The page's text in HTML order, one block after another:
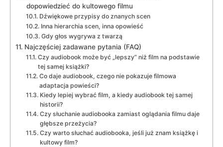
dopowiedzieć do kultowego filmu
Dźwiękowe przypisy do znanych scen
Inna hierarchia scen, inna opowieść
Gdy głos wygrywa z twarzą
Najczęściej zadawane pytania (FAQ)
Czy audiobook może być „lepszy” niż film na podstawie
tej samej książki?
Co daje audiobook, czego nie pokazuje filmowa
adaptacja powieści?
Kiedy lepiej wybrać film, a kiedy audiobook tej samej
historii?
Czy słuchanie audiobooka zamiast oglądania filmu daje
głębsze przeżycia?
Czy warto słuchać audiobooka, jeśli już znam książkę i
kultowy film?